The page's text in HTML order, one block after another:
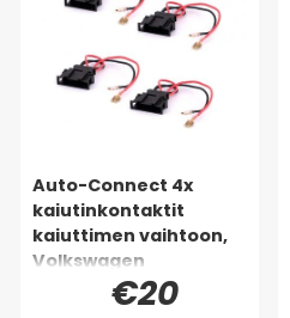
Auto-Connect 4x
kaiutinkontaktit
kaiuttimen vaihtoon,
Volkswagen
€20